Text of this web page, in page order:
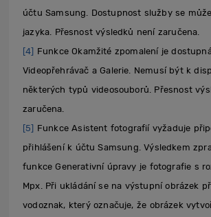
účtu Samsung. Dostupnost služby se
jazyka. Přesnost výsledků není zaručena.
[4] Funkce Okamžité zpomalení je
Videopřehrávač a Galerie. Nemusí být k
některých typů videosouborů. Přesnost
zaručena.
[5] Funkce Asistent fotografií vyžaduje
přihlášení k účtu Samsung. Výsledkem
funkce Generativní úpravy je fotografie s
Mpx. Při ukládání se na výstupní obrázek
vodoznak, který označuje, že obrázek